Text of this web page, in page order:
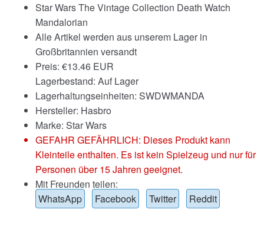
Star Wars The Vintage Collection Death Watch
Mandalorian
Alle Artikel werden aus unserem Lager in
Großbritannien versandt
Preis: €13.46 EUR
Lagerbestand: Auf Lager
Lagerhaltungseinheiten: SWDWMANDA
Hersteller: Hasbro
Marke: Star Wars
GEFAHR GEFÄHRLICH: Dieses Produkt kann
Kleinteile enthalten. Es ist kein Spielzeug und nur für
Personen über 15 Jahren geeignet.
Mit Freunden teilen:
WhatsApp
Facebook Twitter Reddit